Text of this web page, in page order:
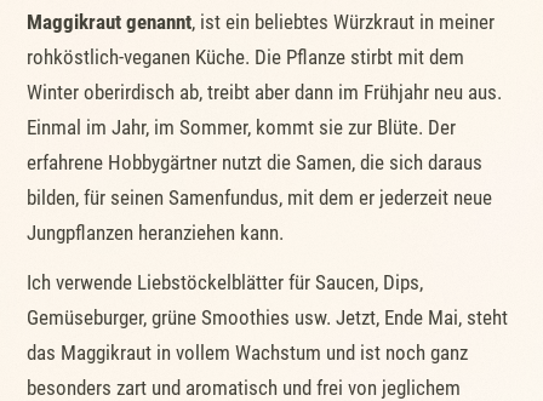
Maggikraut genannt, ist ein beliebtes Würzkraut in meiner
rohköstlich-veganen Küche. Die Pflanze stirbt mit dem
Winter oberirdisch ab, treibt aber dann im Frühjahr neu aus.
Einmal im Jahr, im Sommer, kommt sie zur Blüte. Der
erfahrene Hobbygärtner nutzt die Samen, die sich daraus
bilden, für seinen Samenfundus, mit dem er jederzeit neue
Jungpflanzen heranziehen kann.
Ich verwende Liebstöckelblätter für Saucen, Dips,
Gemüseburger, grüne Smoothies usw. Jetzt, Ende Mai, steht
das Maggikraut in vollem Wachstum und ist noch ganz
besonders zart und aromatisch und frei von jeglichem